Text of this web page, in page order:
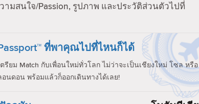
ามสนใจ/Passion, รูปภาพ และประวัติส่วนตัวไปที่
ที่พาคุณไปที่ไหนก็ได้
ตรียม Match กับเพื่อนใหม่ทั่วโลก ไม่ว่าจะเป็นเชียงใหม่ โซล หรือ
อนดอน พร้อมแล้วก็ออกเดินทางได้เลย!